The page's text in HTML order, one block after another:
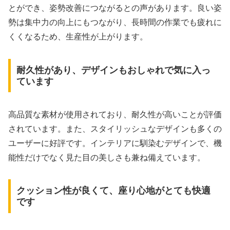
とができ、姿勢改善につながるとの声があります。良い姿
勢は集中力の向上にもつながり、長時間の作業でも疲れに
くくなるため、生産性が上がります。
耐久性があり、デザインもおしゃれで気に入っ
ています
高品質な素材が使用されており、耐久性が高いことが評価
されています。また、スタイリッシュなデザインも多くの
ユーザーに好評です。インテリアに馴染むデザインで、機
能性だけでなく見た目の美しさも兼ね備えています。
クッション性が良くて、座り心地がとても快適
です